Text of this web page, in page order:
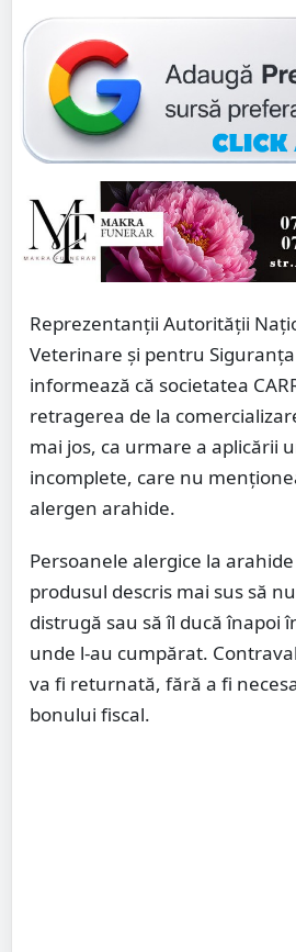
Reprezentanții Autorității
Veterinare și pentru
informează că societatea
retragerea de la
mai jos, ca urmare a aplicării
incomplete, care nu
alergen arahide.
Persoanele alergice la
produsul descris mai sus să
distrugă sau să îl ducă înapoi
unde l-au cumpărat.
va fi returnată, fără a fi
bonului fiscal.